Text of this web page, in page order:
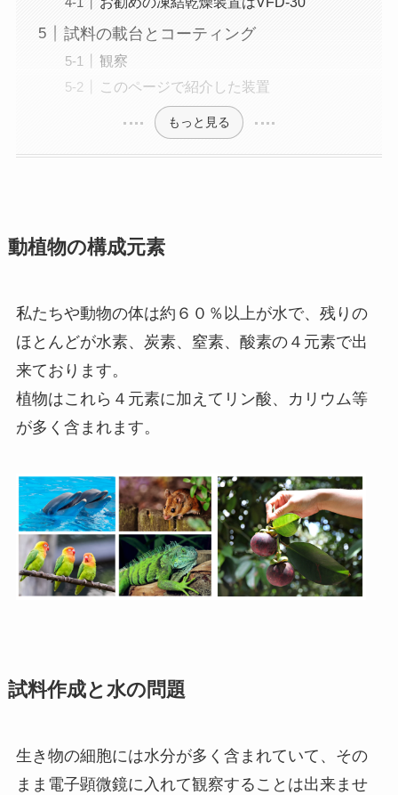
試料の載台とコーティング
観察
このページで紹介した装置
もっと見る
動植物の構成元素
私たちや動物の体は約６０％以上が水で、残りの
ほとんどが水素、炭素、窒素、酸素の４元素で出
来ております。
植物はこれら４元素に加えてリン酸、カリウム等
が多く含まれます。
試料作成と水の問題
生き物の細胞には水分が多く含まれていて、その
まま電子顕微鏡に入れて観察することは出来ませ